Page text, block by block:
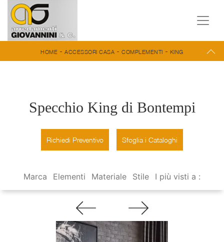
HOME -ACCESSORI CASA -COMPLEMENTI - KING
Specchio King di Bontempi
Richiedi Preventivo Sfoglia i Cataloghi
Marca Elementi Materiale Stile I più visti a :